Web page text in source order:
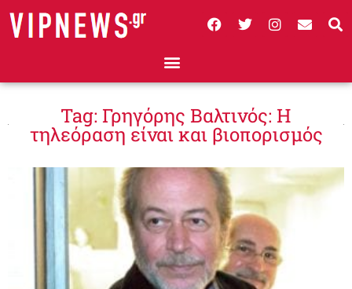
Tag: Γρηγόρης Βαλτινός: Η
τηλεόραση είναι και βιοπορισμός